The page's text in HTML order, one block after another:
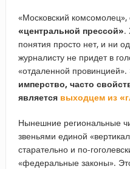
«Московский комсомолец»,
«центральной прессой».
понятия просто нет, и ни
журналисту не придет в
«отдаленной провинцией».
имперство, часто
является выходцем из
Нынешние региональные
звеньями единой
старательно и по-
«федеральные законы».